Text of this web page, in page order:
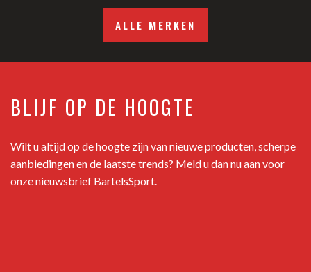
ALLE MERKEN
BLIJF OP DE HOOGTE
Wilt u altijd op de hoogte zijn van nieuwe producten, scherpe
aanbiedingen en de laatste trends? Meld u dan nu aan voor
onze nieuwsbrief BartelsSport.